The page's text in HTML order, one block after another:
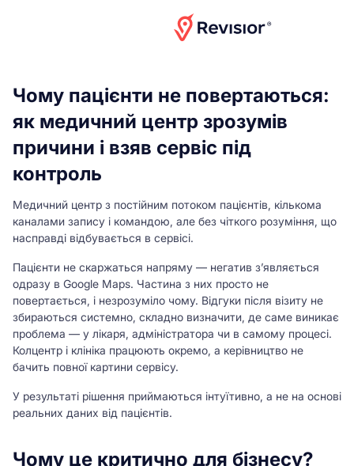
Головна>Медицина
Отримати консультацію
Чому пацієнти не повертаються:
як медичний центр зрозумів
причини і взяв сервіс під
контроль
Медичний центр з постійним потоком пацієнтів, кількома
каналами запису і командою, але без чіткого розуміння, що
насправді відбувається в сервісі.
Пацієнти не скаржаться напряму — негатив з’являється
одразу в Google Maps. Частина з них просто не
повертається, і незрозуміло чому. Відгуки після візиту не
збираються системно, складно визначити, де саме виникає
проблема — у лікаря, адміністратора чи в самому процесі.
Колцентр і клініка працюють окремо, а керівництво не
бачить повної картини сервісу.
У результаті рішення приймаються інтуїтивно, а не на основі
реальних даних від пацієнтів.
Чому це критично для бізнесу?